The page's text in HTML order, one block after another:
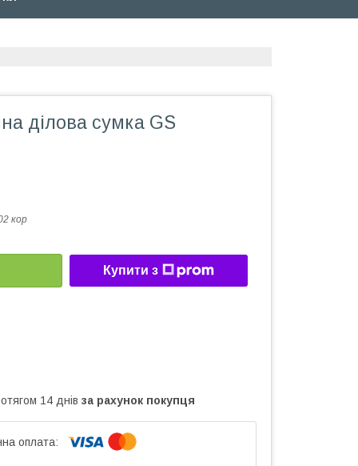
ділова сумка GS
кор
Купити з
14 днів за рахунок покупця